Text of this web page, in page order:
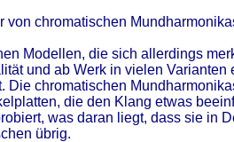
chromatischen
Modellen, die sich allerdings
und ab Werk in vielen
chromatischen
die den Klang etwas
was daran liegt, dass sie in
übrig.